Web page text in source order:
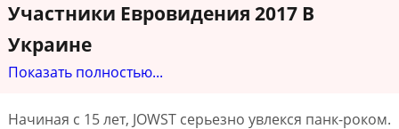
Участники Евровидения 2017 В
Украине
Показать полностью...
Начиная с 15 лет, JOWST серьезно увлекся панк-роком.